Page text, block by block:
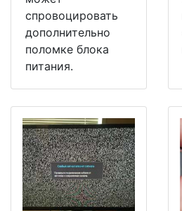
спровоцировать
дополнительно
поломке блока
питания.